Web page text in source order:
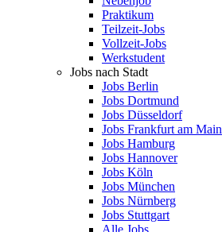
Praktikum
Teilzeit-Jobs
Vollzeit-Jobs
Werkstudent
Jobs nach Stadt
Jobs Berlin
Jobs Dortmund
Jobs Düsseldorf
Jobs Frankfurt am Main
Jobs Hamburg
Jobs Hannover
Jobs Köln
Jobs München
Jobs Nürnberg
Jobs Stuttgart
Alle Jobs